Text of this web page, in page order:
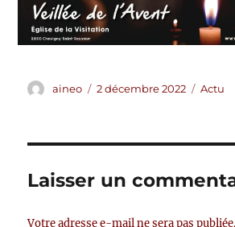
Auteur
aineo
Publié
2 décembre 2022 Actu
Laisser un
Votre adresse e-mail ne sera pas publiée.